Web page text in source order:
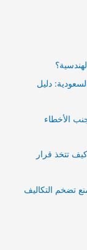
دليل
الأخطاء
تتخذ قرار
تضخم التكاليف